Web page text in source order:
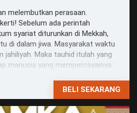
melembutkan perasaan.
Sebelum ada perintah
syariat diturunkan di Mekkah,
di dalam jiwa. Masyarakat waktu
jahiliyah. Maka tauhid itulah yang
manusia yang mempercayainya
BELI SEKARANG